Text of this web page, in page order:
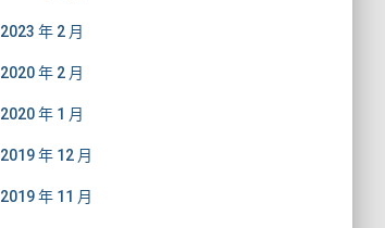
2023 年 2 月
2020 年 2 月
2020 年 1 月
2019 年 12 月
2019 年 11 月